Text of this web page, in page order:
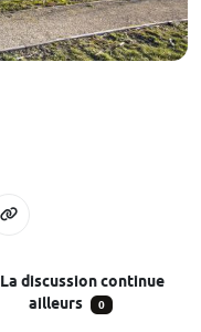
La discussion continue
ailleurs
0